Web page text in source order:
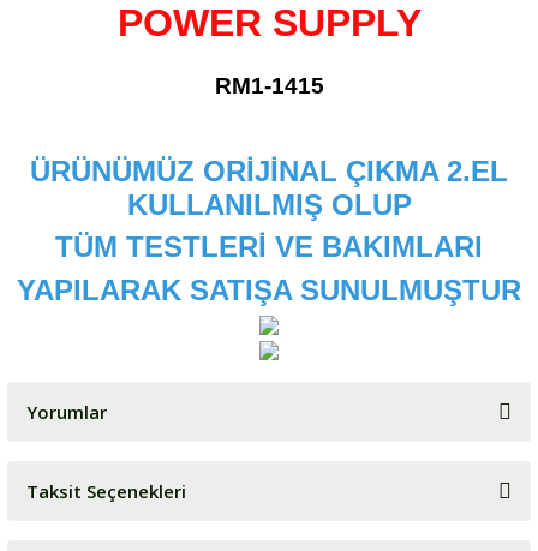
POWER SUPPLY
RM1-1415
ÜRÜNÜMÜZ ORİJİNAL ÇIKMA 2.EL
KULLANILMIŞ OLUP
TÜM TESTLERİ VE BAKIMLARI
YAPILARAK SATIŞA SUNULMUŞTUR
Yorumlar
Bu ürüne ilk yorumu siz yapın!
Taksit Seçenekleri